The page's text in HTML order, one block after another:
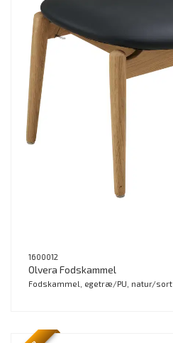
1600012
Olvera Fodskammel
Fodskammel, egetræ/PU, natur/sort